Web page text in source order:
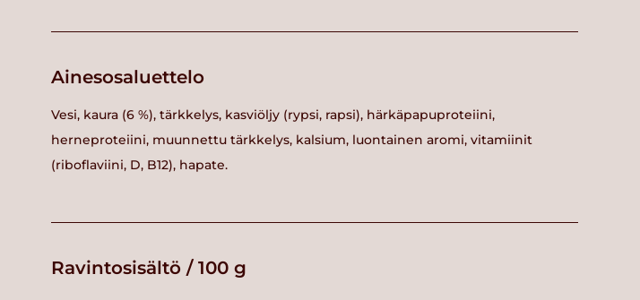
Ainesosaluettelo
Vesi, kaura (6 %), tärkkelys, kasviöljy (rypsi, rapsi), härkäpapuproteiini,
herneproteiini, muunnettu tärkkelys, kalsium, luontainen aromi, vitamiinit
(riboflaviini, D, B12), hapate.
Ravintosisältö / 100 g